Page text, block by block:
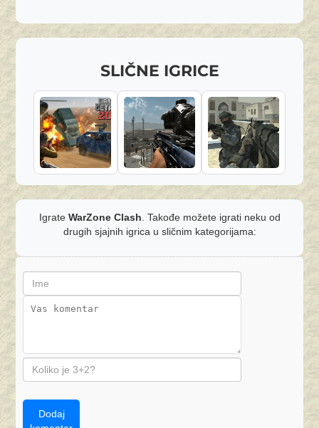
SLIČNE IGRICE
Igrate WarZone Clash . Takođe možete igrati neku od
drugih sjajnih igrica u sličnim kategorijama:
Dodaj